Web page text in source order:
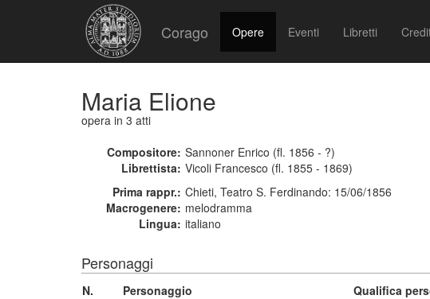
Corago Opere Eventi Libretti
Maria Elione
opera in 3 atti
Compositore: Sannoner Enrico (fl. 1856 - ?)
Librettista: Vicoli Francesco (fl. 1855 - 1869)
Prima rappr.: Chieti, Teatro S. Ferdinando: 15/06/1856
Macrogenere: melodramma
Lingua: italiano
Personaggi
N. Personaggio Qualifica